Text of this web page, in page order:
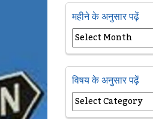
महीने के अनुसार पढ़ें
विषय के अनुसार पढ़ें